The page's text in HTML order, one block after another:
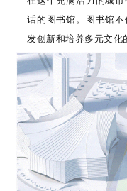
话的图书馆。图书馆
发创新和培养多元文化